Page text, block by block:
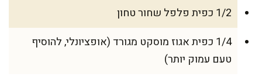
1/2 כפית פלפל שחור טחון
1/4 כפית אגוז מוסקט מגורד (אופציונלי, להוסיף
טעם עמוק יותר)